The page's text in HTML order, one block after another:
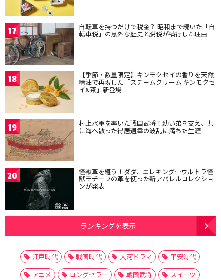
17 自転車を持つだけで税金？ 昭和まで続いた「自
転車税」の意外な歴史と脱税が横行した理由
18 【季節・数量限定】キンモクセイの香りを天然
精油で再現した「スチームクリーム キンモクセ
イ&茶」新登場
19 村上水軍を率いた戦国武将！幼い弟を支え、共
に海へ散った得居通幸の波乱に満ちた生涯
20 怪獣革を纏う！ダダ、エレキング…ウルトラ怪
獣モチーフの革を使った新アパレルコレクショ
ンが発表
ランキングを表示
江戸時代 戦国時代 大河ドラマ
平安時代
アニメ
ロングセラー 戦国武将
スイーツ